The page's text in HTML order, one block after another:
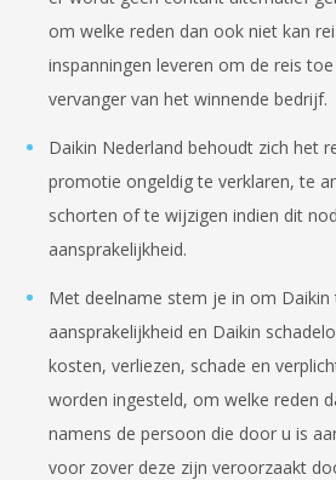
om welke reden dan ook niet kan
inspanningen leveren om de reis
vervanger van het winnende bedrijf.
Daikin Nederland behoudt zich het
promotie ongeldig te verklaren, te
schorten of te wijzigen indien dit
aansprakelijkheid.
Met deelname stem je in om Daikin
aansprakelijkheid en Daikin
kosten, verliezen, schade en
worden ingesteld, om welke reden
namens de persoon die door u is
voor zover deze zijn veroorzaakt